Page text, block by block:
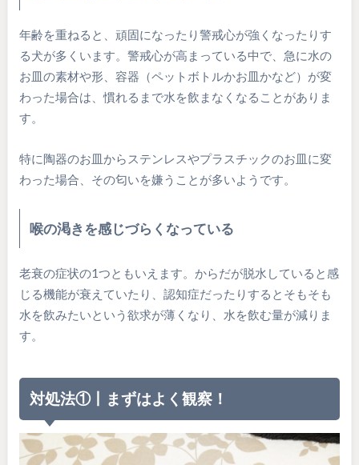
年齢を重ねると、頑固になったり警戒心が強くなったりす
る犬が多くいます。警戒心が高まっている中で、急に水の
お皿の素材や形、容器（ペットボトルかお皿かなど）が変
わった場合は、慣れるまで水を飲まなくなることがありま
す。
特に陶器のお皿からステンレスやプラスチックのお皿に変
わった場合、その匂いを嫌うことが多いようです。
喉の渇きを感じづらくなっている
老衰の症状の1つともいえます。からだが脱水していると感
じる機能が衰えていたり、認知症だったりするとそもそも
水を飲みたいという欲求が薄くなり、水を飲む量が減りま
す。
対処法①丨まずはよく観察！